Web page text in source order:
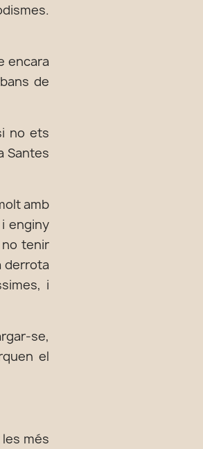
encara
de
no ets
Santes
amb
enginy
no tenir
derrota
i
se,
el
més